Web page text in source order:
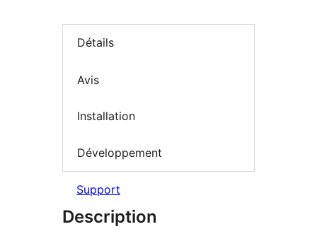
Détails
Avis
Installation
Développement
Support
Description